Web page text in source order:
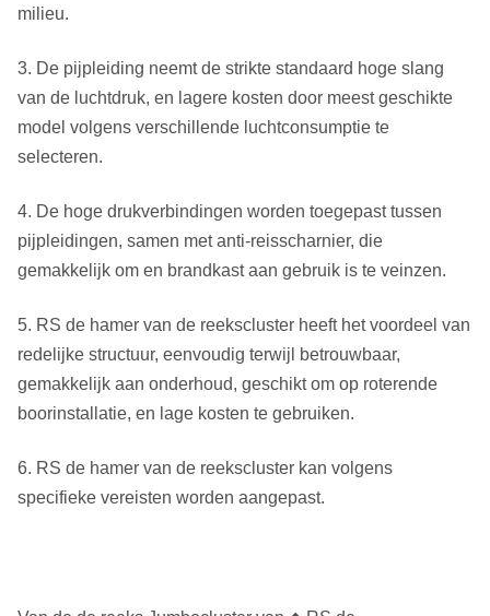
Luchtdruk 1.0Mpa 1.8Mpa 2.4Mpa
Luchtconsumptie 63 m ³ /min
126 m ³
specifiekere informatie, gelieve met onze marktmanager te
contacteren.
Model RS 1200
(mm)
1200
Hoogte (mm)
1400
(zonder
proefbeetje)
hoogte
(mm)
Gewicht (Kg) 2450
Totaal
gewicht
milieu.
3. De pijpleiding neemt de strikte standaard hoge slang
van de luchtdruk, en lagere kosten door meest geschikte
model volgens verschillende luchtconsumptie te
selecteren.
4. De hoge drukverbindingen worden toegepast tussen
pijpleidingen, samen met anti-reisscharnier, die
gemakkelijk om en brandkast aan gebruik is te veinzen.
5. RS de hamer van de reekscluster heeft het voordeel van
redelijke structuur, eenvoudig terwijl betrouwbaar,
gemakkelijk aan onderhoud, geschikt om op roterende
boorinstallatie, en lage kosten te gebruiken.
6. RS de hamer van de reekscluster kan volgens
specifieke vereisten worden aangepast.